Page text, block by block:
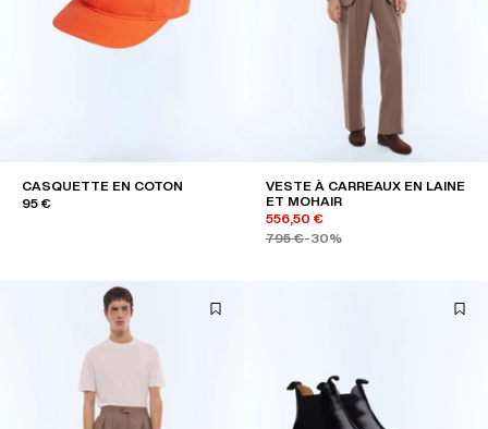
CASQUETTE EN COTON
95 €
VESTE À CARREAUX EN LAINE
ET MOHAIR
556,50 €
795 €-30%